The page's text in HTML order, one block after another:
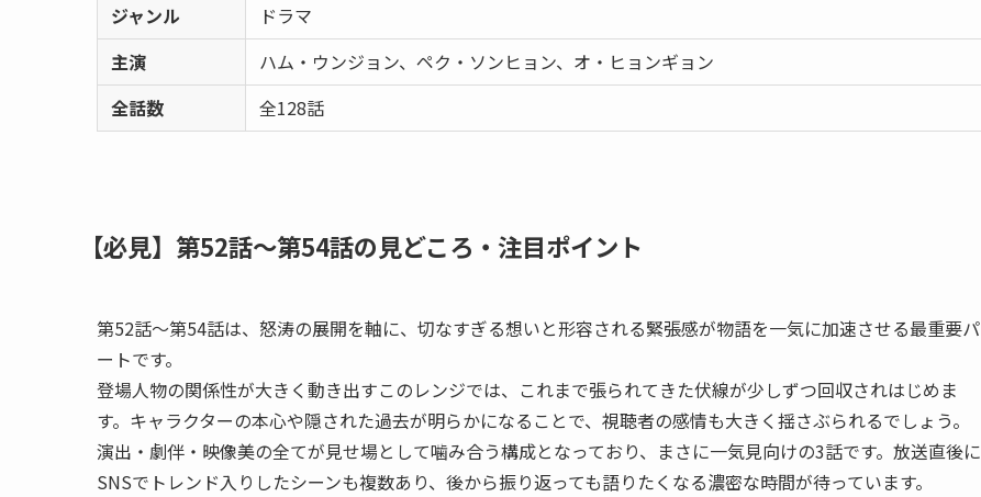
ジャンル
ドラマ
主演
ハム・ウンジョン、ペク・ソンヒョン、オ・ヒョンギョン
全話数
全128話
【必見】第52話〜第54話の見どころ・注目ポイント
第52話〜第54話は、怒涛の展開を軸に、切なすぎる想いと形容される緊張感が物語を一気に加速させる最重要パ
ートです。
登場人物の関係性が大きく動き出すこのレンジでは、これまで張られてきた伏線が少しずつ回収されはじめま
す。キャラクターの本心や隠された過去が明らかになることで、視聴者の感情も大きく揺さぶられるでしょう。
演出・劇伴・映像美の全てが見せ場として噛み合う構成となっており、まさに一気見向けの3話です。放送直後に
SNSでトレンド入りしたシーンも複数あり、後から振り返っても語りたくなる濃密な時間が待っています。